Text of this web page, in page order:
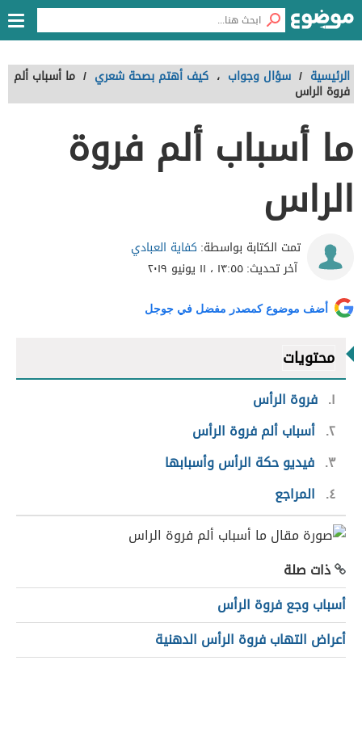
الرئيسية / سؤال وجواب ، كيف أهتم بصحة شعري / ما أسباب ألم
فروة الراس
ما أسباب ألم فروة
الراس
تمت الكتابة بواسطة: كفاية العبادي
آخر تحديث:١٣:٥٥ ، ١١ يونيو ٢٠١٩
أضف موضوع كمصدر مفضل في جوجل
محتويات
١ فروة الرأس
٢ أسباب ألم فروة الرأس
٣ فيديو حكة الرأس وأسبابها
٤
المراجع
ذات صلة
أسباب وجع فروة الرأس
أعراض التهاب فروة الرأس الدهنية